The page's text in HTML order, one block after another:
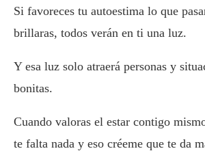
Si favoreces tu autoestima lo que
brillaras, todos verán en ti una luz.
Y esa luz solo atraerá personas y
bonitas.
Cuando valoras el estar contigo
te falta nada y eso créeme que te da